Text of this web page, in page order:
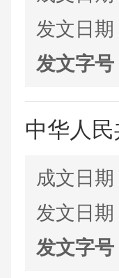
发文日期
发文字号
中华人
成文日期
发文日期
发文字号